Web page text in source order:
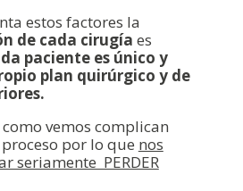
estos factores la
de cada cirugía es
paciente es único y
plan quirúrgico y de
vemos complican
por lo que nos
seriamente PERDER